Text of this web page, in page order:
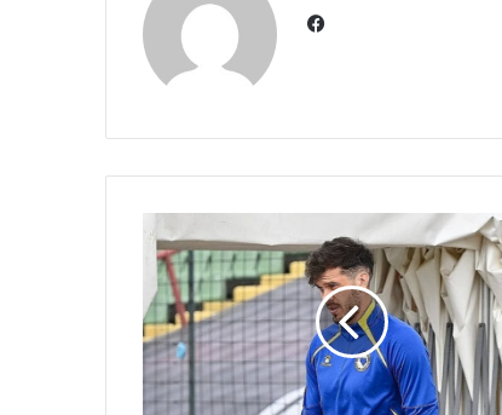
pravi
transfer
uoči
Svjetskog
prvenstva,
na
korak